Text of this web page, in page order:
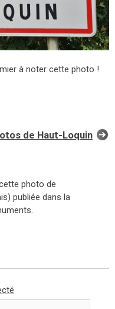
à noter cette photo !
de Haut-Loquin
photo de
publiée dans la